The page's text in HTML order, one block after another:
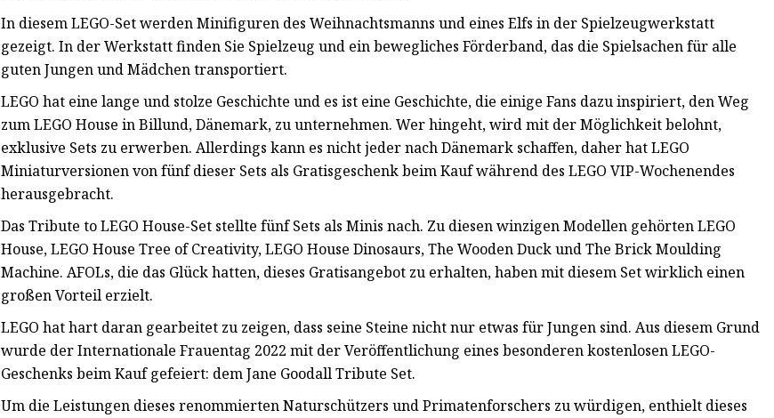
In diesem LEGO-Set werden Minifiguren des Weihnachtsmanns und eines Elfs in der Spielzeugwerkstatt
gezeigt. In der Werkstatt finden Sie Spielzeug und ein bewegliches Förderband, das die Spielsachen für alle
guten Jungen und Mädchen transportiert.
LEGO hat eine lange und stolze Geschichte und es ist eine Geschichte, die einige Fans dazu inspiriert, den Weg
zum LEGO House in Billund, Dänemark, zu unternehmen. Wer hingeht, wird mit der Möglichkeit belohnt,
exklusive Sets zu erwerben. Allerdings kann es nicht jeder nach Dänemark schaffen, daher hat LEGO
Miniaturversionen von fünf dieser Sets als Gratisgeschenk beim Kauf während des LEGO VIP-Wochenendes
herausgebracht.
Das Tribute to LEGO House-Set stellte fünf Sets als Minis nach. Zu diesen winzigen Modellen gehörten LEGO
House, LEGO House Tree of Creativity, LEGO House Dinosaurs, The Wooden Duck und The Brick Moulding
Machine. AFOLs, die das Glück hatten, dieses Gratisangebot zu erhalten, haben mit diesem Set wirklich einen
großen Vorteil erzielt.
LEGO hat hart daran gearbeitet zu zeigen, dass seine Steine ​​nicht nur etwas für Jungen sind. Aus diesem Grund
wurde der Internationale Frauentag 2022 mit der Veröffentlichung eines besonderen kostenlosen LEGO-
Geschenks beim Kauf gefeiert: dem Jane Goodall Tribute Set.
Um die Leistungen dieses renommierten Naturschützers und Primatenforschers zu würdigen, enthielt dieses